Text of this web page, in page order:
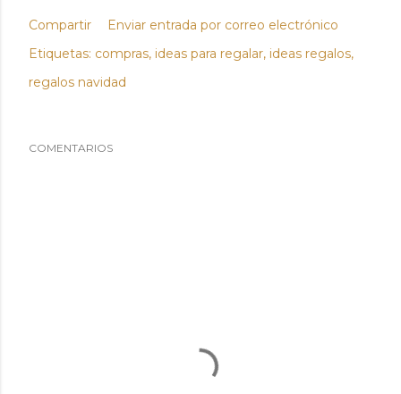
Compartir
Enviar entrada por correo electrónico
Etiquetas: compras ideas para regalar ideas regalos
regalos navidad
COMENTARIOS